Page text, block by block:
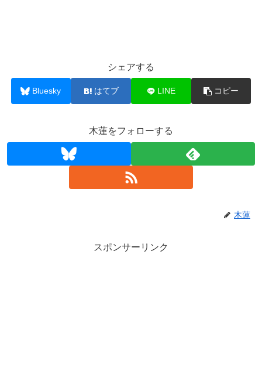
シェアする
Bluesky はてブ LINE コピー
木蓮をフォローする
木蓮
スポンサーリンク